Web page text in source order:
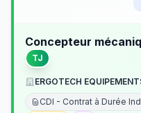
Concepteur
TJ
ERGOTECH
CDI - Contrat à Durée